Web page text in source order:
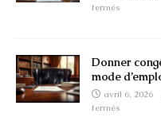
fermés
Donner
mode
avril 6, 2026
fermés